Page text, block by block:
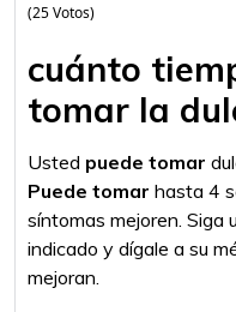
(25 Votos)
cuánto
tomar la
Usted puede tomar
Puede tomar hasta 4
síntomas mejoren. Siga
indicado y dígale a su
mejoran.